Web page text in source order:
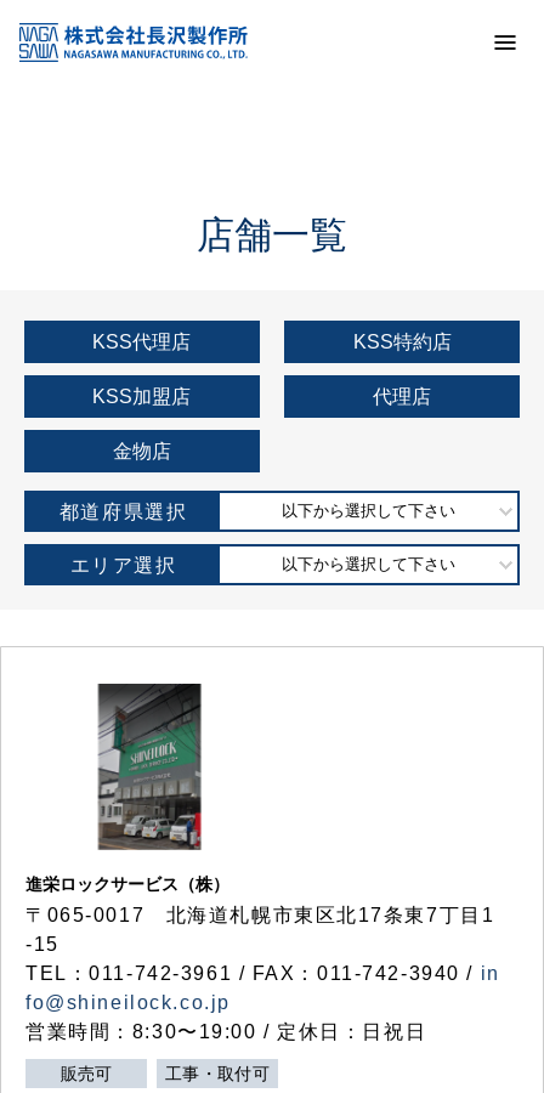
KSS加盟店・取扱店情報
店舗一覧
店舗一覧
KSS代理店 KSS特約店
KSS加盟店 代理店
金物店
都道府県選択 以下から選択して下さい
エリア選択 以下から選択して下さい
進栄ロックサービス（株）
〒065-0017 北海道札幌市東区北17条東7丁目1
-15
TEL：011-742-3961 / FAX：011-742-3940 / in
fo@shineilock.co.jp
営業時間：8:30〜19:00 / 定休日：日祝日
販売可 工事・取付可